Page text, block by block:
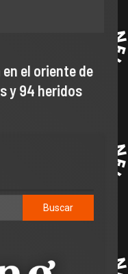
en el oriente de
y 94 heridos
Buscar